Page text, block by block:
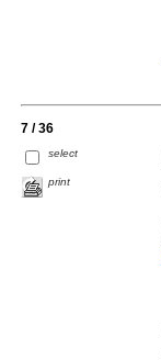
7 / 36
select
print